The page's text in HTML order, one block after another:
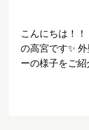
こんにちは！
の高宮です✨
ーの様子をご